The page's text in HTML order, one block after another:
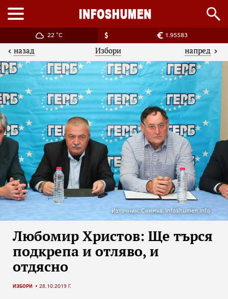
22 °C 1.95583
назад Избори напред
Източник: Снимка: infoshumen.info
Любомир Христов: Ще търся
подкрепа и отляво, и
отдясно
ИЗБОРИ 28.10.2019 Г.